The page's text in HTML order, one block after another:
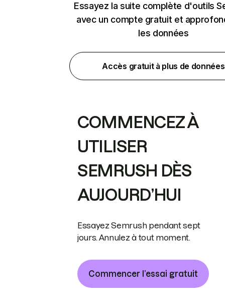
Essayez la suite complète d'outils
avec un compte gratuit et
les données
Accès gratuit à plus de données
COMMENCEZ À
UTILISER
SEMRUSH DÈS
AUJOURD’HUI
Essayez Semrush pendant sept
jours. Annulez à tout moment.
Commencer l’essai gratuit